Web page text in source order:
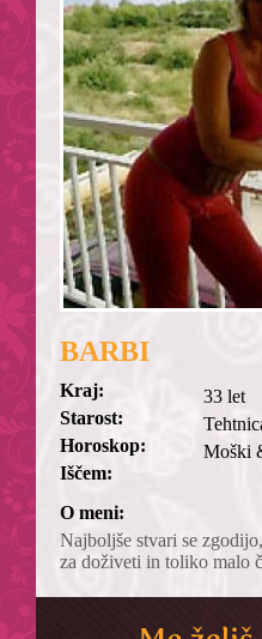
BARBI
Kraj:
Starost:
Horoskop:
Iščem:
33 let
Moški
O meni:
Najboljše stvari se
za doživeti in toliko malo